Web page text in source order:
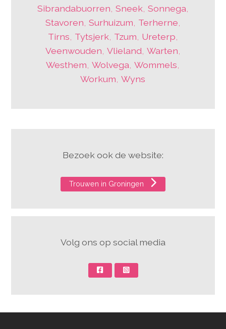
Sibrandabuorren Sneek Sonnega
Stavoren Surhuizum Terherne
Tirns Tytsjerk Tzum Ureterp
Veenwouden Vlieland Warten
Westhem ,Wolvega ,Wommels
Workum ,Wyns
Bezoek ook de website:
Trouwen in Groningen
Volg ons op social media